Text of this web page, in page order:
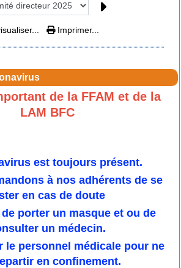
Imprimer...
de la FFAM et de la
LAM BFC
est toujours présent.
à nos adhérents de se
en cas de doute
porter un masque et ou de
un médecin.
le personnel médicale pour ne
en confinement.